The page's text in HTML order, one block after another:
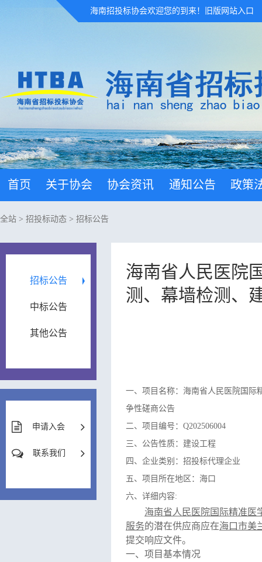
海南招投标协会欢迎您的到来！ 旧版网站入口
首页 关于协会 协会资讯 通知公告 政策
全站 > 招投标动态 > 招标公告
招标公告
中标公告
其他公告
申请入会
联系我们
海南省人民医院
测、幕墙检测、
一、项目名称：海南省人民医院国际
争性磋商公告
二、项目编号：Q202506004
三、公告性质：建设工程
四、企业类别：招投标代理企业
五、项目所在地区：海口
六、详细内容:
海南省人民医院国际精准医
服务的潜在供应商应在海口市美
提交响应文件。
一、项目基本情况